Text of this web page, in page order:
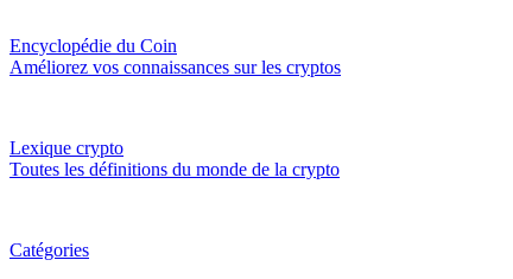
Encyclopédie du Coin
Améliorez vos connaissances sur les cryptos
Lexique crypto
Toutes les définitions du monde de la crypto
Catégories